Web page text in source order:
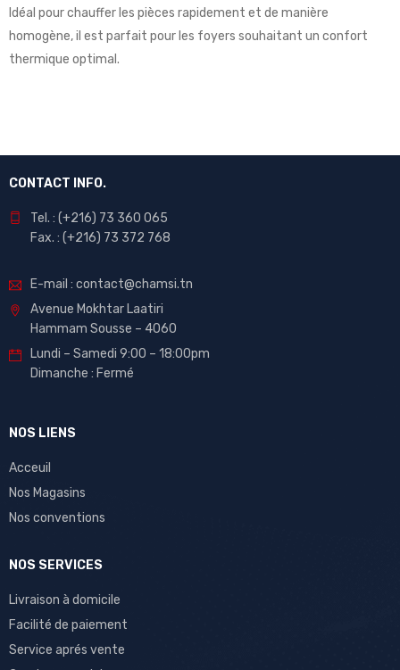
Idéal pour chauffer les pièces rapidement et de manière
homogène, il est parfait pour les foyers souhaitant un confort
thermique optimal.
CONTACT INFO.
Tel. : (+216) 73 360 065
Fax. : (+216) 73 372 768
E-mail : contact@chamsi.tn
Avenue Mokhtar Laatiri
Hammam Sousse – 4060
Lundi – Samedi 9:00 – 18:00pm
Dimanche : Fermé
NOS LIENS
Acceuil
Nos Magasins
Nos conventions
NOS SERVICES
Livraison à domicile
Facilité de paiement
Service aprés vente